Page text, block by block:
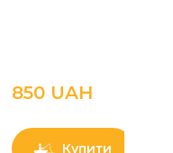
850 UAН
Купити